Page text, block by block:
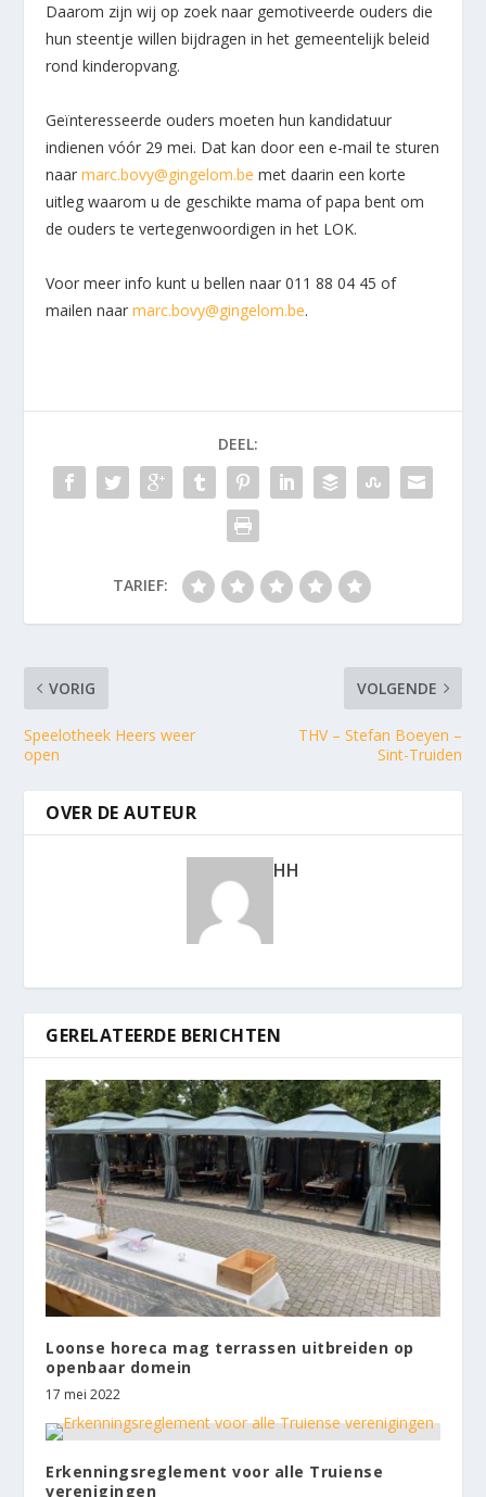
Daarom zijn wij op zoek naar gemotiveerde ouders die
hun steentje willen bijdragen in het gemeentelijk beleid
rond kinderopvang.
Geïnteresseerde ouders moeten hun kandidatuur
indienen vóór 29 mei. Dat kan door een e-mail te sturen
naarmarc.bovy@gingelom.be met daarin een korte
uitleg waarom u de geschikte mama of papa bent om
de ouders te vertegenwoordigen in het LOK.
Voor meer info kunt u bellen naar 011 88 04 45 of
mailen naarmarc.bovy@gingelom.be.
DEEL:
TARIEF:
VORIG
Speelotheek Heers weer
open
VOLGENDE
THV – Stefan Boeyen –
Sint-Truiden
OVER DE AUTEUR
HH
GERELATEERDE BERICHTEN
Loonse horeca mag terrassen uitbreiden op
openbaar domein
17 mei 2022
Erkenningsreglement voor alle Truiense
verenigingen